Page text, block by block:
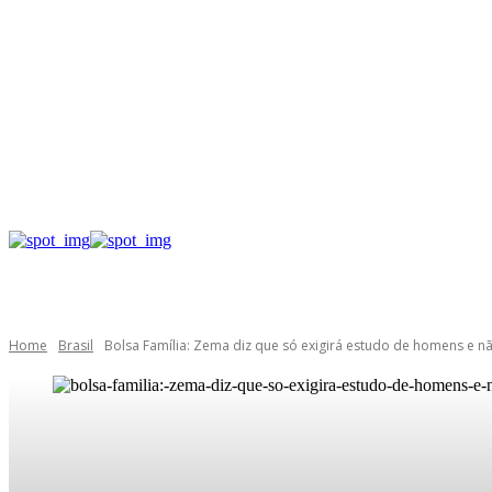
Home Brasil Bolsa Família: Zema diz que só exigirá estudo de homens e